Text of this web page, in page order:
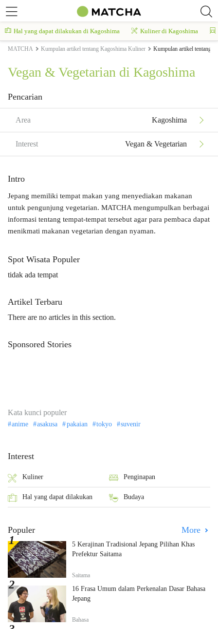
Hal yang dapat dilakukan di Kagoshima Kuliner di Kagoshima
MATCHA Kumpulan artikel tentang Kagoshima Kuliner Kumpulan artikel tentang
Vegan & Vegetarian di Kagoshima
Pencarian
Area Kagoshima
Interest Vegan & Vegetarian
Intro
Jepang memiliki tempat makan yang menyediakan makanan
untuk pengunjung vegetarian. MATCHA mengumpulkan berbagai
informasi tentang tempat-tempat tersebut agar para pembaca dapat
menikmati makanan vegetarian dengan nyaman.
Spot Wisata Populer
tidak ada tempat
Artikel Terbaru
There are no articles in this section.
Sponsored Stories
Kata kunci populer
anime asakusa pakaian tokyo suvenir
Interest
Kuliner Penginapan
Hal yang dapat dilakukan Budaya
Populer More
5 Kerajinan Tradisional Jepang Pilihan Khas
Prefektur Saitama
Saitama
16 Frasa Umum dalam Perkenalan Dasar Bahasa
Jepang
Bahasa